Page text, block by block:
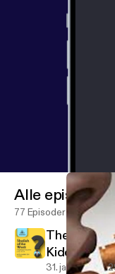
Alle episoder
77 Episoder
The Ba'al
Kiddushin
31. jan. 2023